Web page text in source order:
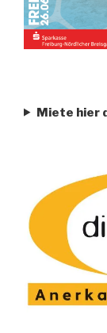
Miete hier